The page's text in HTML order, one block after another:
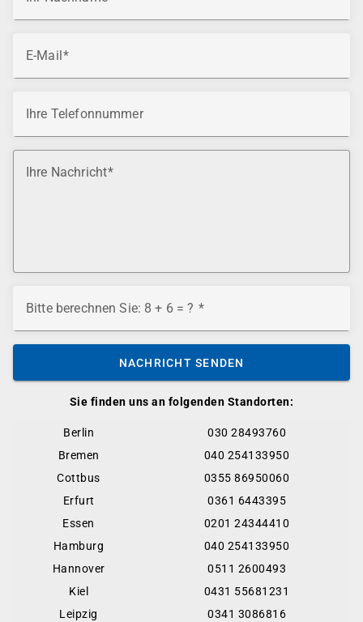
Sie finden uns an folgenden Standorten:
Berlin
030 28493760
Bremen
040 254133950
Cottbus
0355 86950060
Erfurt
0361 6443395
Essen
0201 24344410
Hamburg
040 254133950
Hannover
0511 2600493
Kiel
0431 55681231
Leipzig
0341 3086816
E-Mail
Ihre Telefonnummer
Ihre Nachricht
Bitte berechnen Sie: 8 + 6 = ?
NACHRICHT SENDEN